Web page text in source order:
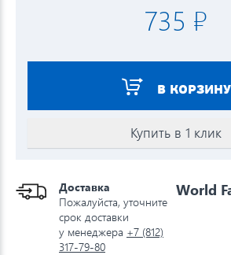
735 ₽
В КОРЗИНУ
Купить в 1 клик
Доставка
Пожалуйста, уточните
срок доставки
у менеджера +7 (812)
317-79-80
World